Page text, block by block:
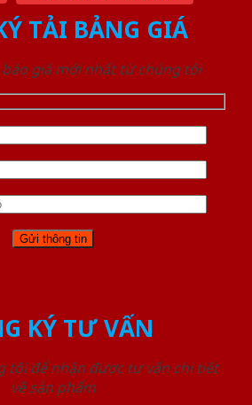
TẢI BẢNG GIÁ
giá mới nhất từ chúng tôi
KÝ TƯ VẤN
tôi để nhận được tư vấn chi tiết
về sản phẩm